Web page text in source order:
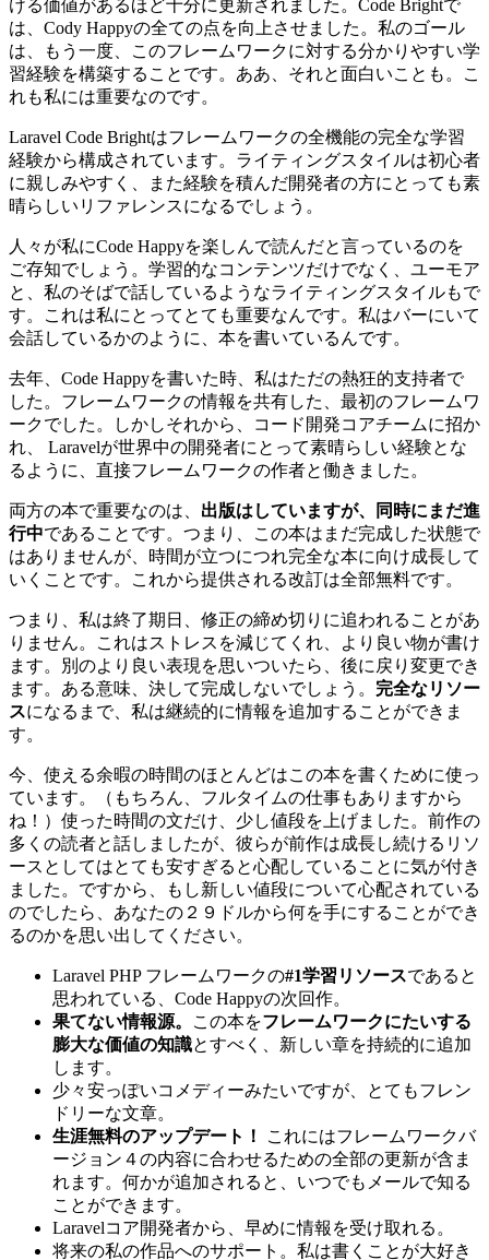
ける価値があるほど十分に更新されました。Code Brightで
は、Cody Happyの全ての点を向上させました。私のゴール
は、もう一度、このフレームワークに対する分かりやすい学
習経験を構築することです。ああ、それと面白いことも。こ
れも私には重要なのです。
Laravel Code Brightはフレームワークの全機能の完全な学習
経験から構成されています。ライティングスタイルは初心者
に親しみやすく、また経験を積んだ開発者の方にとっても素
晴らしいリファレンスになるでしょう。
人々が私にCode Happyを楽しんで読んだと言っているのを
ご存知でしょう。学習的なコンテンツだけでなく、ユーモア
と、私のそばで話しているようなライティングスタイルもで
す。これは私にとってとても重要なんです。私はバーにいて
会話しているかのように、本を書いているんです。
去年、Code Happyを書いた時、私はただの熱狂的支持者で
した。フレームワークの情報を共有した、最初のフレームワ
ークでした。しかしそれから、コード開発コアチームに招か
れ、 Laravelが世界中の開発者にとって素晴らしい経験とな
るように、直接フレームワークの作者と働きました。
両方の本で重要なのは、 出版はしていますが、同時にまだ進
行中であることです。つまり、この本はまだ完成した状態で
はありませんが、時間が立つにつれ完全な本に向け成長して
いくことです。これから提供される改訂は全部無料です。
つまり、私は終了期日、修正の締め切りに追われることがあ
りません。これはストレスを減じてくれ、より良い物が書け
ます。別のより良い表現を思いついたら、後に戻り変更でき
ます。ある意味、決して完成しないでしょう。 完全なリソー
スになるまで、私は継続的に情報を追加することができま
す。
今、使える余暇の時間のほとんどはこの本を書くために使っ
ています。（もちろん、フルタイムの仕事もありますから
ね！）使った時間の文だけ、少し値段を上げました。前作の
多くの読者と話しましたが、彼らが前作は成長し続けるリソ
ースとしてはとても安すぎると心配していることに気が付き
ました。ですから、もし新しい値段について心配されている
のでしたら、あなたの２９ドルから何を手にすることができ
るのかを思い出してください。
Laravel PHP フレームワークの#1学習リソースであると
思われている、Code Happyの次回作。
果てない情報源。
この本をフレームワークにたいする
膨大な価値の知識とすべく、新しい章を持続的に追加
します。
少々安っぽいコメディーみたいですが、とてもフレン
ドリーな文章。
生涯無料のアップデート！
これにはフレームワークバ
ージョン４の内容に合わせるための全部の更新が含ま
れます。何かが追加されると、いつでもメールで知る
ことができます。
Laravelコア開発者から、早めに情報を受け取れる。
将来の私の作品へのサポート。私は書くことが大好き